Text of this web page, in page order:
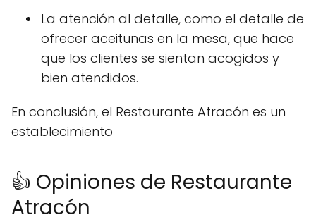
La atención al detalle, como el detalle de
ofrecer aceitunas en la mesa, que hace
que los clientes se sientan acogidos y
bien atendidos.
En conclusión, el Restaurante Atracón es un
establecimiento
👍 Opiniones de Restaurante
Atracón